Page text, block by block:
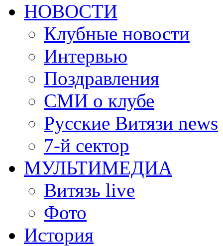
НОВОСТИ
Клубные новости
Интервью
Поздравления
СМИ о клубе
Русские Витязи news
7-й сектор
МУЛЬТИМЕДИА
Витязь live
Фото
История